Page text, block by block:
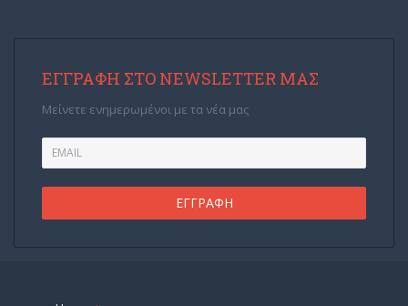
ΕΓΓΡΑΦΉ ΣΤΟ NEWSLETTER ΜΑΣ
Μείνετε ενημερωμένοι με τα νέα μας